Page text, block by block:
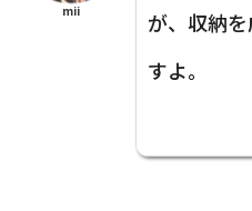
mii
が、収納
すよ。